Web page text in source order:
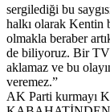
sergilediği bu
halkı olarak Kentin
olmakla beraber
de biliyoruz. Bir TV
aklamaz ve bu
veremez.”
AK Parti kurmayı